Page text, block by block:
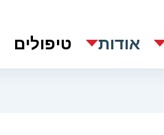
אודות טיפולים